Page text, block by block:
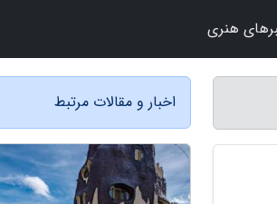
اخبار و مقالات مرتبط
هنری